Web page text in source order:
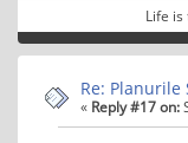
Life
Re: Planurile
« Reply #17 on: